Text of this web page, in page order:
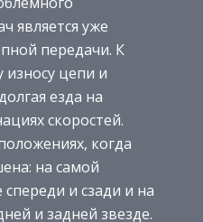
является уже
передачи. К
цепи и
езда на
скоростей.
когда
на самой
и сзади и на
и задней звезде.